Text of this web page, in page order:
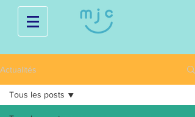
Actualités
Tous les posts